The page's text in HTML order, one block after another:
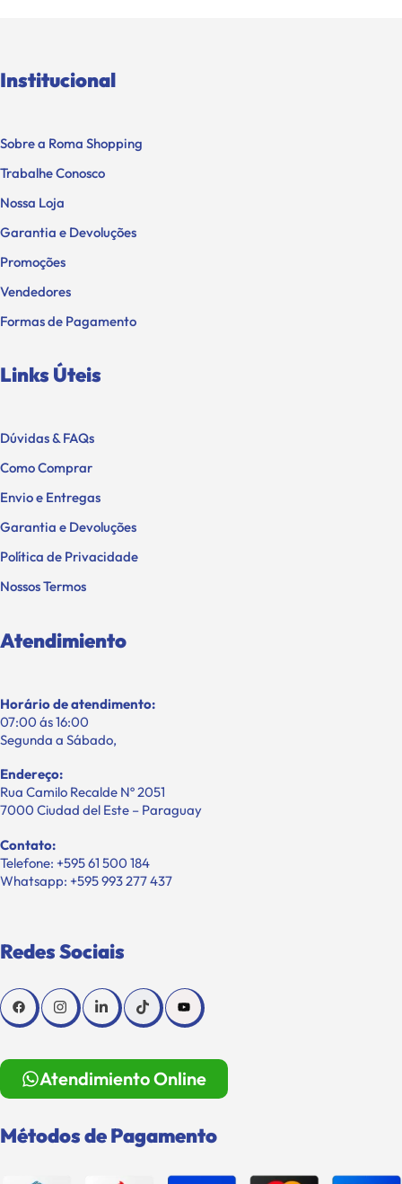
Institucional
Sobre a Roma Shopping
Trabalhe Conosco
Nossa Loja
Garantia e Devoluções
Promoções
Vendedores
Formas de Pagamento
Links Úteis
Dúvidas & FAQs
Como Comprar
Envio e Entregas
Garantia e Devoluções
Política de Privacidade
Nossos Termos
Atendimiento
Horário de atendimento:
07:00 ás 16:00
Segunda a Sábado,
Endereço:
Rua Camilo Recalde Nº 2051
7000 Ciudad del Este – Paraguay
Contato:
Telefone: +595 61 500 184
Whatsapp: +595 993 277 437
Redes Sociais
Atendimiento Online
Métodos de Pagamento